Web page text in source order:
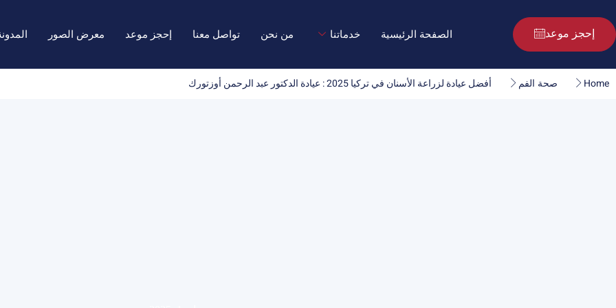
إحجز موعد الصفحة الرئيسية خدماتنا من نحن تواصل معنا إحجز موعد معرض الصور
Home صحة الفم أفضل عيادة لزراعة الأسنان في تركيا 2025 : عيادة الدكتور عبد الرحمن أوزتورك